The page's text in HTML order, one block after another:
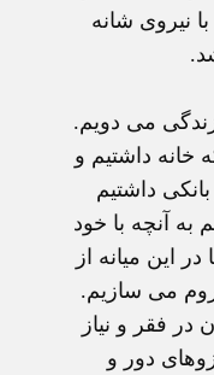
نيروی شانه
می دويم.
خانه داشتيم و
داشتيم
آنچه با خود
اين ميانه از
می سازيم.
در فقر و نياز
دور و